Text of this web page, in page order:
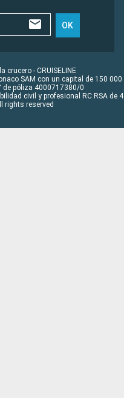
OK
crucero - CRUISELINE
SAM con un capital de 150 000
de póliza 4000717380/0
civil y profesional RC RSA de
rights reserved